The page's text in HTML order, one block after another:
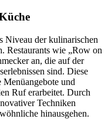
Niveau der kulinarischen
Restaurants wie „Row on
an, die auf der
sind. Diese
Menüangebote und
Ruf erarbeitet. Durch
Techniken
hinausgehen.